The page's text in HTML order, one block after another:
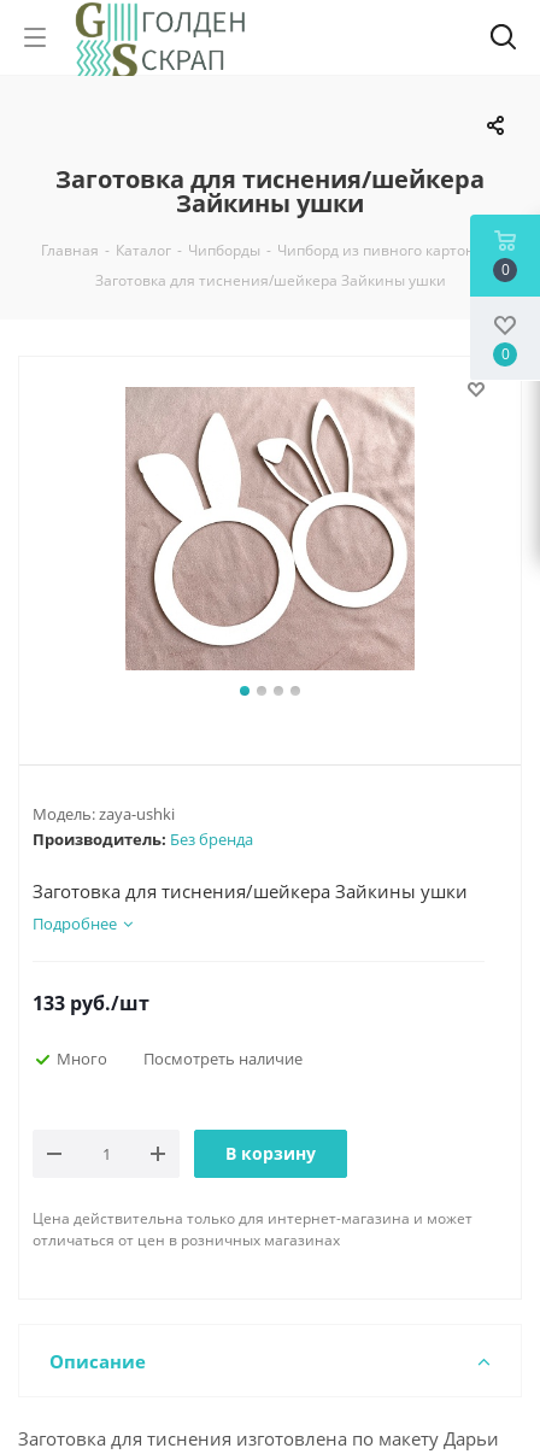
Заготовка для тиснения/шейкера
Зайкины ушки
Главная - Каталог - Чипборды - Чипборд из пивного картона
Заготовка для тиснения/шейкера Зайкины ушки
Модель:zaya-ushki
Производитель: Без бренда
Заготовка для тиснения/шейкера Зайкины ушки
Подробнее
133 руб./шт
Много Посмотреть наличие
В корзину
Цена действительна только для интернет-магазина и может
отличаться от цен в розничных магазинах
Описание
Заготовка для тиснения изготовлена по макету Дарьи
0
0